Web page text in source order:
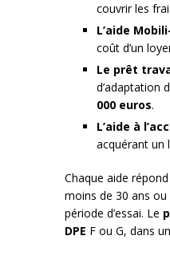
couvrir les
L’aide
coût d’un
Le prêt
d’adaptation
000 euros.
L’aide à
acquérant un
Chaque aide
moins de 30 ans ou
période d’essai. Le
DPE F ou G, dans